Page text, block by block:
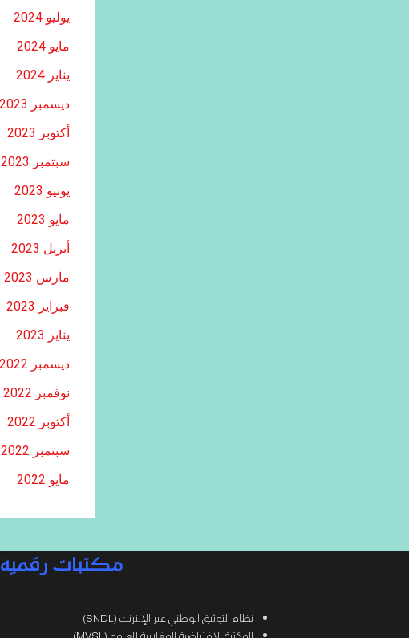
يوليو 2024
مايو 2024
يناير 2024
ديسمبر 2023
أكتوبر 2023
سبتمبر 2023
يونيو 2023
مايو 2023
أبريل 2023
مارس 2023
فبراير 2023
يناير 2023
ديسمبر 2022
نوفمبر 2022
أكتوبر 2022
سبتمبر 2022
مايو 2022
مكتبات رقمية
نظام التوثيق الوطني عبر الإنترنت (SNDL)